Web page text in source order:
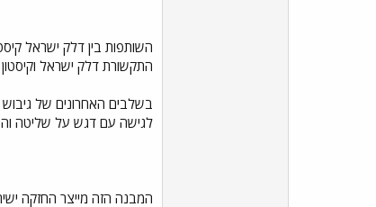
השותפות בין דלק ישראל
התקשורת דלק ישראל וקיסטון יחזיקו כל אחת בכ40%
בשלבים האחרונים של
לגישה עם דגש על שליטה
המבנה הזה מייצר החזקה